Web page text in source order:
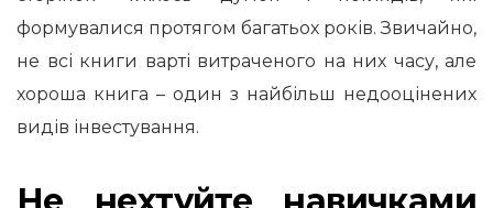
формувалися протягом багатьох років. Звичайно,
не всі книги варті витраченого на них часу, але
хороша книга – один з найбільш недооцінених
видів інвестування.